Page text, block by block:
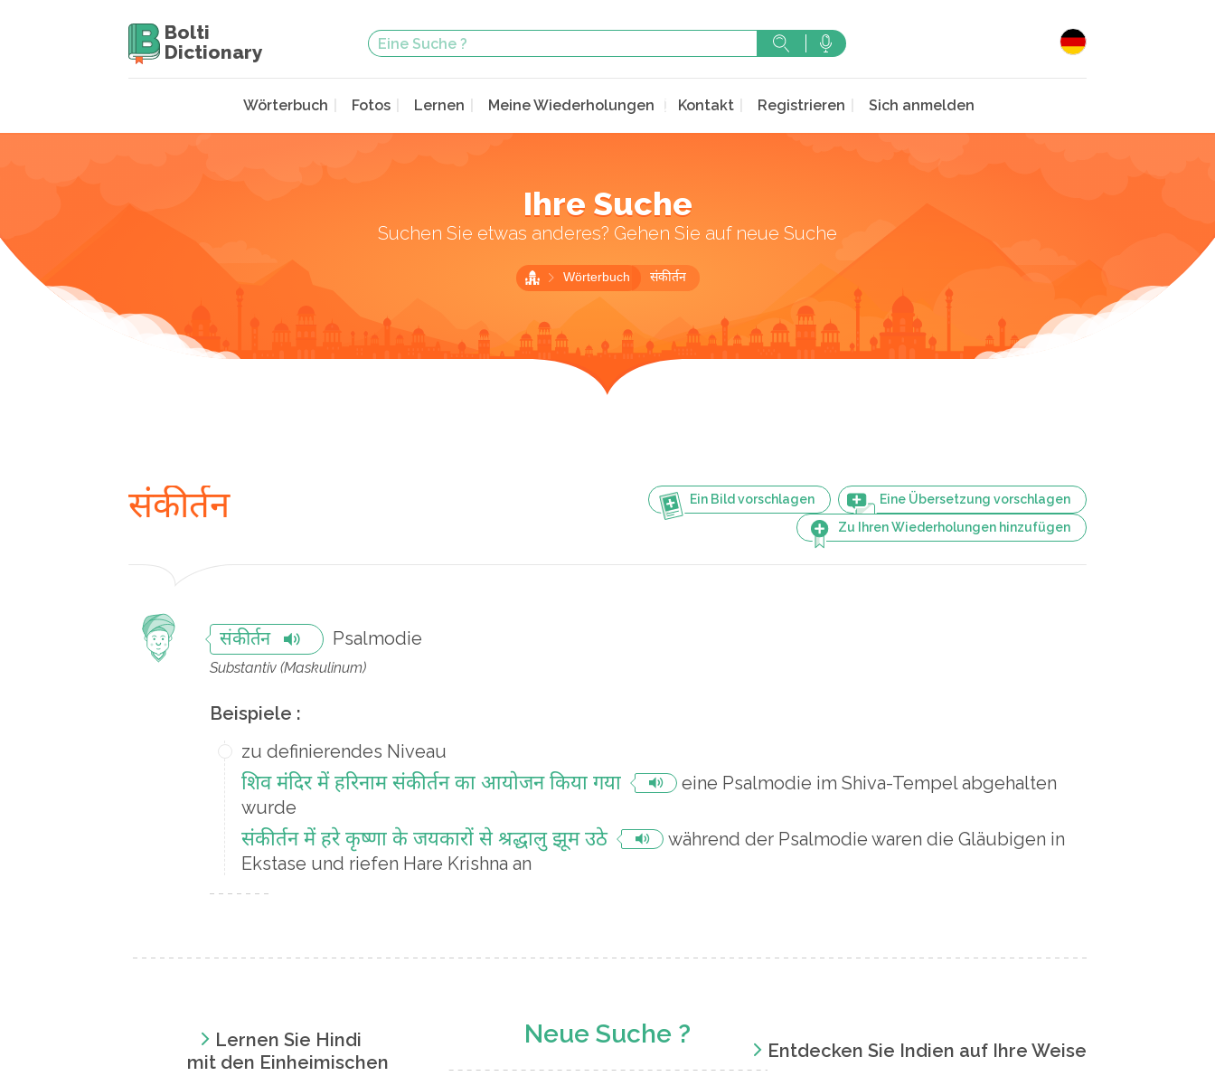
Bolti
Dictionary
Wörterbuch Fotos Lernen Meine Wiederholungen Kontakt Registrieren Sich anmelden
Ihre Suche
Suchen Sie etwas anderes? Gehen Sie auf neue Suche
Wörterbuch संकीर्तन
Ein Bild vorschlagen
Eine Übersetzung vorschlagen
Zu Ihren Wiederholungen hinzufügen
संकीर्तन
संकीर्तन Psalmodie
Substantiv (Maskulinum)
Beispiele :
zu definierendes Niveau
शिव मंदिर में हरिनाम संकीर्तन का आयोजन किया गया
eine Psalmodie im Shiva-Tempel abgehalten
wurde
संकीर्तन में हरे कृष्णा के जयकारों से श्रद्धालु झूम उठे
während der Psalmodie waren die Gläubigen in
Ekstase und riefen Hare Krishna an
Lernen Sie Hindi
mit den Einheimischen
Neue Suche ?
Entdecken Sie Indien auf Ihre Weise